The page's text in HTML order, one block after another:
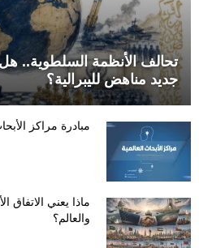
تحالف الأنظمة السلطوية..
جديد مناهض لليبرالية؟
مبادرة مراكز
ماذا يعني الاتفاق
والعالم؟